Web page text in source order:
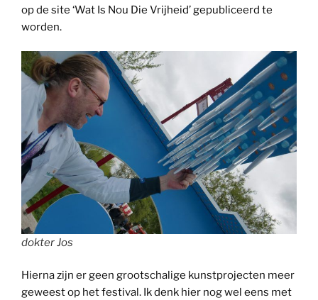
op de site ‘Wat Is Nou Die Vrijheid’ gepubliceerd te
worden.
dokter Jos
Hierna zijn er geen grootschalige kunstprojecten meer
geweest op het festival. Ik denk hier nog wel eens met